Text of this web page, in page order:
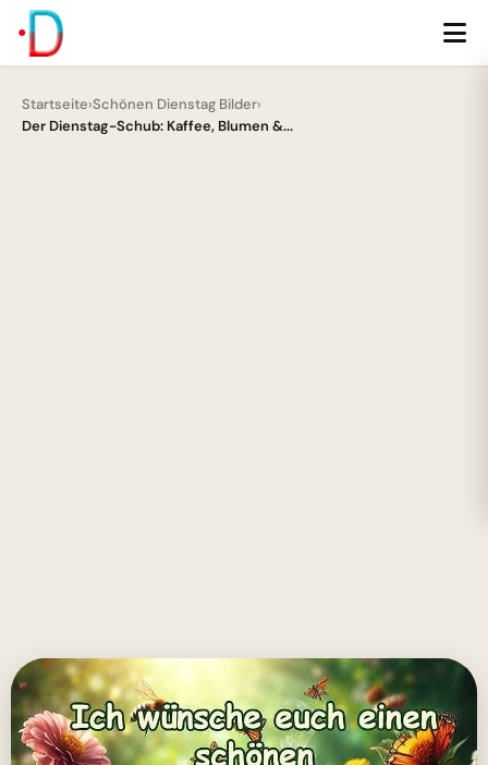
Startseite›Schönen Dienstag Bilder›
Der Dienstag-Schub: Kaffee, Blumen &...